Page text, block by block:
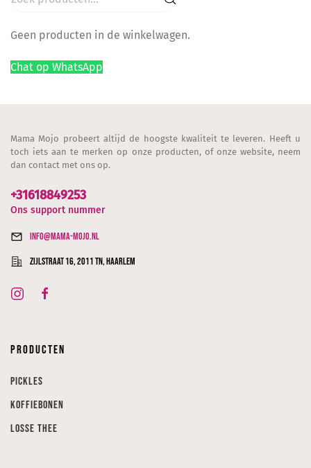
Geen producten in de winkelwagen.
Chat op WhatsApp
Mama Mojo probeert altijd de hoogste kwaliteit te leveren. Heeft u
toch iets aan te merken op onze producten, of onze website, neem
dan contact met ons op.
+31618849253
Ons support nummer
info@mama-mojo.nl
Zijlstraat 16, 2011 TN, Haarlem
Producten
Pickles
Koffiebonen
Losse thee